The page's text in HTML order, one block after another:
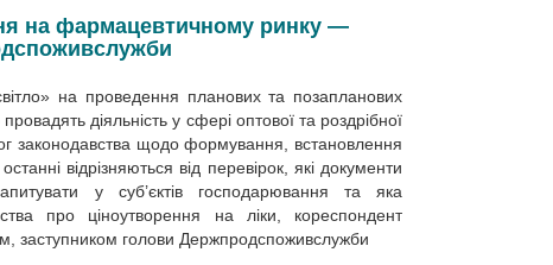
на фармацевтичному ринку —
на проведення планових та позапланових
діяльність у сфері оптової та роздрібної
законодавства щодо формування, встановлення
відрізняються від перевірок, які документи
у суб’єктів господарювання та яка
про ціноутворення на ліки, кореспондент
заступником голови Держпродспоживслужби